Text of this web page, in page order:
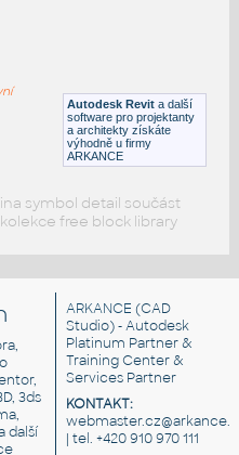
Autodesk Revit a další
software pro projektanty
a architekty získáte
výhodně u firmy
ARKANCE
symbol detail součást
free block library
3ds
další
ARKANCE (CAD
Studio) - Autodesk
Platinum Partner &
Training Center &
Services Partner
KONTAKT:
| tel. +420 910 970 111